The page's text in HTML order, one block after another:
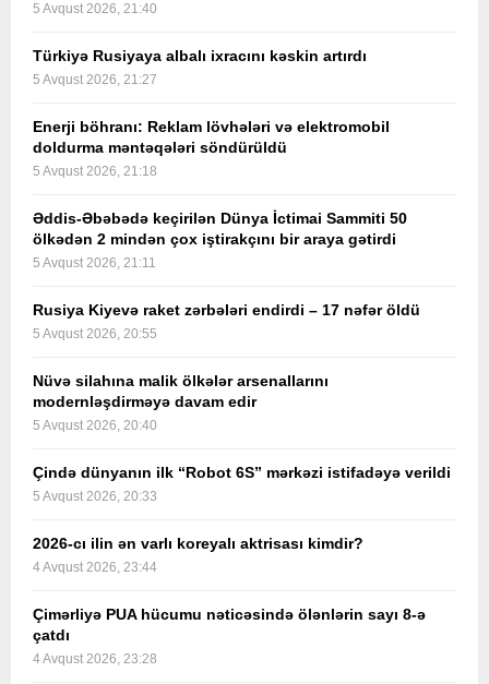
5 Avqust 2026, 21:40
Türkiyə Rusiyaya albalı ixracını kəskin artırdı
5 Avqust 2026, 21:27
Enerji böhranı: Reklam lövhələri və elektromobil
doldurma məntəqələri söndürüldü
5 Avqust 2026, 21:18
Əddis-Əbəbədə keçirilən Dünya İctimai Sammiti 50
ölkədən 2 mindən çox iştirakçını bir araya gətirdi
5 Avqust 2026, 21:11
Rusiya Kiyevə raket zərbələri endirdi – 17 nəfər öldü
5 Avqust 2026, 20:55
Nüvə silahına malik ölkələr arsenallarını
modernləşdirməyə davam edir
5 Avqust 2026, 20:40
Çində dünyanın ilk “Robot 6S” mərkəzi istifadəyə verildi
5 Avqust 2026, 20:33
2026-cı ilin ən varlı koreyalı aktrisası kimdir?
4 Avqust 2026, 23:44
Çimərliyə PUA hücumu nəticəsində ölənlərin sayı 8-ə
çatdı
4 Avqust 2026, 23:28